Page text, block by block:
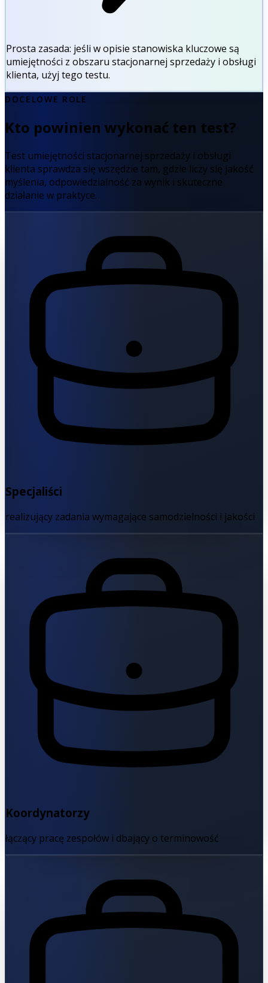
Prosta zasada: jeśli w opisie stanowiska kluczowe są
umiejętności z obszaru stacjonarnej sprzedaży i obsługi
klienta, użyj tego testu.
DOCELOWE ROLE
Kto powinien wykonać ten test?
Test umiejętności stacjonarnej sprzedaży i obsługi
klienta sprawdza się wszędzie tam, gdzie liczy się jakość
myślenia, odpowiedzialność za wynik i skuteczne
działanie w praktyce.
Specjaliści
realizujący zadania wymagające samodzielności i jakości
Koordynatorzy
łączący pracę zespołów i dbający o terminowość